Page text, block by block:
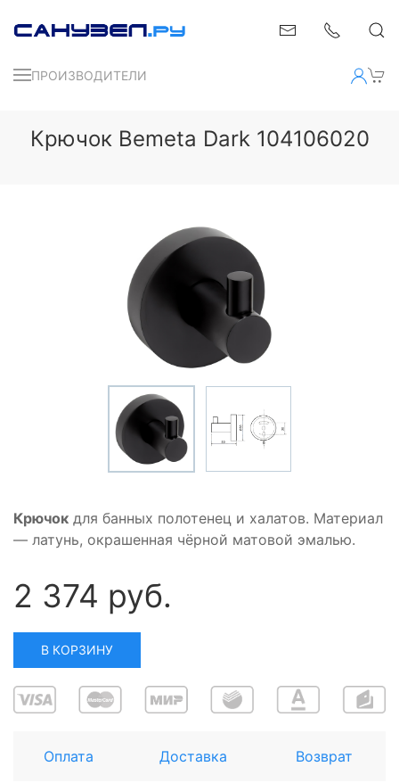
ПРОИЗВОДИТЕЛИ
Крючок Bemeta Dark 104106020
Крючок для банных полотенец и халатов. Материал
— латунь, окрашенная чёрной матовой эмалью.
2 374 руб.
В КОРЗИНУ
Оплата Доставка Возврат